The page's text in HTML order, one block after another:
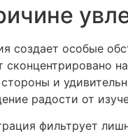
создает особые
сконцентрировано
и
радости от
фильтрует